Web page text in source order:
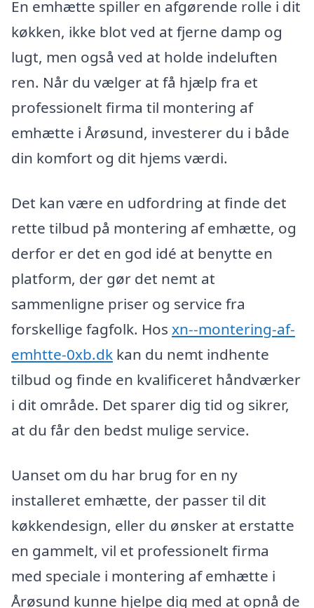
En emhætte spiller en afgørende rolle i dit
køkken, ikke blot ved at fjerne damp og
lugt, men også ved at holde indeluften
ren. Når du vælger at få hjælp fra et
professionelt firma til montering af
emhætte i Årøsund, investerer du i både
din komfort og dit hjems værdi.
Det kan være en udfordring at finde det
rette tilbud på montering af emhætte, og
derfor er det en god idé at benytte en
platform, der gør det nemt at
sammenligne priser og service fra
forskellige fagfolk. Hos xn--montering-af-
emhtte-0xb.dk kan du nemt indhente
tilbud og finde en kvalificeret håndværker
i dit område. Det sparer dig tid og sikrer,
at du får den bedst mulige service.
Uanset om du har brug for en ny
installeret emhætte, der passer til dit
køkkendesign, eller du ønsker at erstatte
en gammelt, vil et professionelt firma
med speciale i montering af emhætte i
Årøsund kunne hjelpe dig med at opnå de